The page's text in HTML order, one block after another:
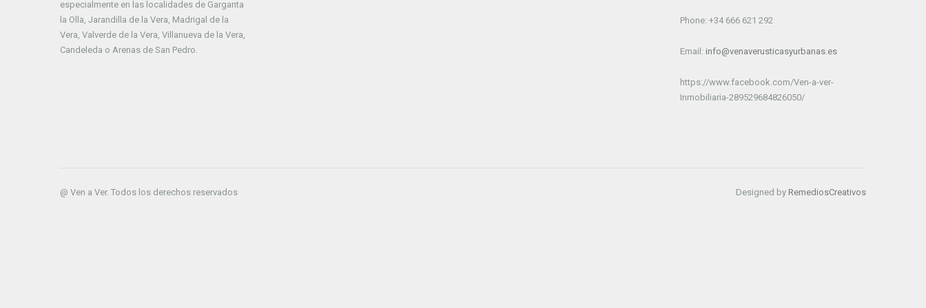
especialmente en las localidades de Garganta
la Olla, Jarandilla de la Vera, Madrigal de la
Vera, Valverde de la Vera, Villanueva de la Vera,
Candeleda o Arenas de San Pedro.
Phone: +34 666 621 292
Email: info@venaverusticasyurbanas.es
https://www.facebook.com/Ven-a-ver-
Inmobiliaria-289529684826050/
@ Ven a Ver. Todos los derechos reservados Designed by RemediosCreativos